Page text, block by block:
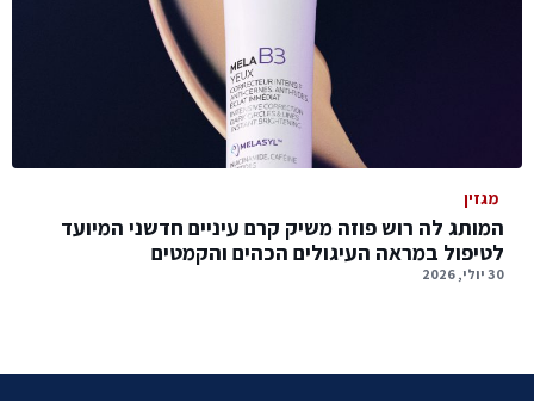
מגזין
המותג לה רוש פוזה משיק קרם עיניים חדשני המיועד
לטיפול במראה העיגולים הכהים והקמטים
30 יולי, 2026